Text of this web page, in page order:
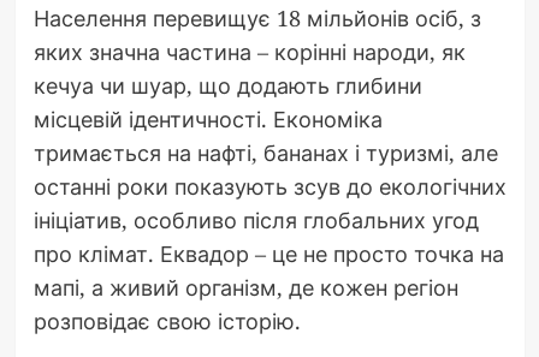
Населення перевищує 18 мільйонів осіб, з
яких значна частина – корінні народи, як
кечуа чи шуар, що додають глибини
місцевій ідентичності. Економіка
тримається на нафті, бананах і туризмі, але
останні роки показують зсув до екологічних
ініціатив, особливо після глобальних угод
про клімат. Еквадор – це не просто точка на
мапі, а живий організм, де кожен регіон
розповідає свою історію.